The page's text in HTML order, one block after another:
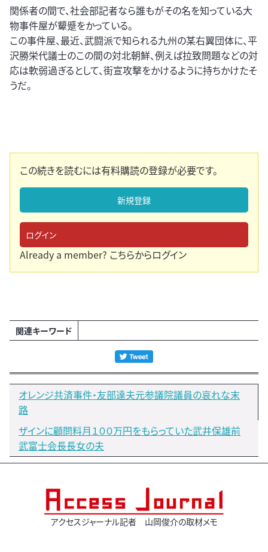
関係者の間で、社会部記者なら誰もがその名を知っている大
物事件屋が顰蹙をかっている。
この事件屋、最近、武闘派で知られる九州の某右翼団体に、平
沢勝栄代議士のこの間の対北朝鮮、例えば拉致問題などの対
応は軟弱過ぎるとして、街宣攻撃をかけるように持ちかけたそ
うだ。
この続きを読むには有料購読の登録が必要です。
新規登録
ログイン
Already a member? こちらからログイン
関連キーワード
オレンジ共済事件・友部達夫元参議院議員の哀れな末
路
ザインに顧問料月１００万円をもらっていた武井保雄前
武富士会長長女の夫
アクセスジャーナル記者 山岡俊介の取材メモ